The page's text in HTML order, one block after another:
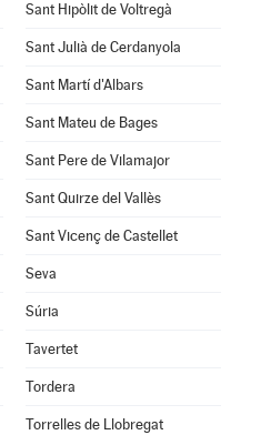
Sant Hipòlit de Voltregà
Sant Julià de Cerdanyola
Sant Martí d'Albars
Sant Mateu de Bages
Sant Pere de Vilamajor
Sant Quirze del Vallès
Sant Vicenç de Castellet
Seva
Súria
Tavertet
Tordera
Torrelles de Llobregat